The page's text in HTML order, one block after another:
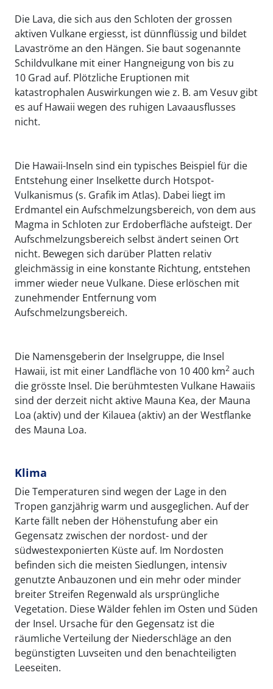
Die Lava, die sich aus den Schloten der grossen
aktiven Vulkane ergiesst, ist dünnflüssig und bildet
Lavaströme an den Hängen. Sie baut sogenannte
Schildvulkane mit einer Hangneigung von bis zu
10 Grad auf. Plötzliche Eruptionen mit
katastrophalen Auswirkungen wie z. B. am Vesuv gibt
es auf Hawaii wegen des ruhigen Lavaausflusses
nicht.
Die Hawaii-Inseln sind ein typisches Beispiel für die
Entstehung einer Inselkette durch Hotspot-
Vulkanismus (s. Grafik im Atlas). Dabei liegt im
Erdmantel ein Aufschmelzungsbereich, von dem aus
Magma in Schloten zur Erdoberfläche aufsteigt. Der
Aufschmelzungsbereich selbst ändert seinen Ort
nicht. Bewegen sich darüber Platten relativ
gleichmässig in eine konstante Richtung, entstehen
immer wieder neue Vulkane. Diese erlöschen mit
zunehmender Entfernung vom
Aufschmelzungsbereich.
Die Namensgeberin der Inselgruppe, die Insel
Hawaii, ist mit einer Landfläche von 10 400 km2 auch
die grösste Insel. Die berühmtesten Vulkane Hawaiis
sind der derzeit nicht aktive Mauna Kea, der Mauna
Loa (aktiv) und der Kilauea (aktiv) an der Westflanke
des Mauna Loa.
Klima
Die Temperaturen sind wegen der Lage in den
Tropen ganzjährig warm und ausgeglichen. Auf der
Karte fällt neben der Höhenstufung aber ein
Gegensatz zwischen der nordost- und der
südwestexponierten Küste auf. Im Nordosten
befinden sich die meisten Siedlungen, intensiv
genutzte Anbauzonen und ein mehr oder minder
breiter Streifen Regenwald als ursprüngliche
Vegetation. Diese Wälder fehlen im Osten und Süden
der Insel. Ursache für den Gegensatz ist die
räumliche Verteilung der Niederschläge an den
begünstigten Luvseiten und den benachteiligten
Leeseiten.